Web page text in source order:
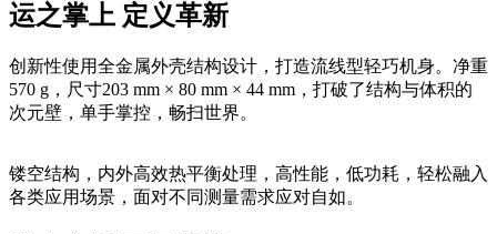
运之掌上 定义革新
创新性使用全金属外壳结构设计，打造流线型轻巧机身。净重
570 g，尺寸203 mm × 80 mm × 44 mm，打破了结构与体积的
次元壁，单手掌控，畅扫世界。
镂空结构，内外高效热平衡处理，高性能，低功耗，轻松融入
各类应用场景，面对不同测量需求应对自如。